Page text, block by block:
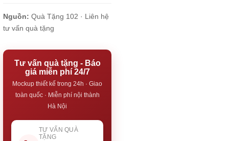
Nguồn: Quà Tặng 102 · Liên hệ
tư vấn quà tặng
Tư vấn quà tặng - Báo
giá miễn phí 24/7
Mockup thiết kế trong 24h · Giao
toàn quốc · Miễn phí nội thành
Hà Nội
TƯ VẤN QUÀ
TẶNG